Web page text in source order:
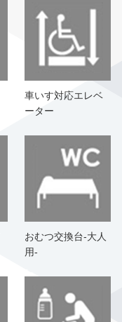
車いす対応エレベ
ーター
おむつ交換台-大人
用-